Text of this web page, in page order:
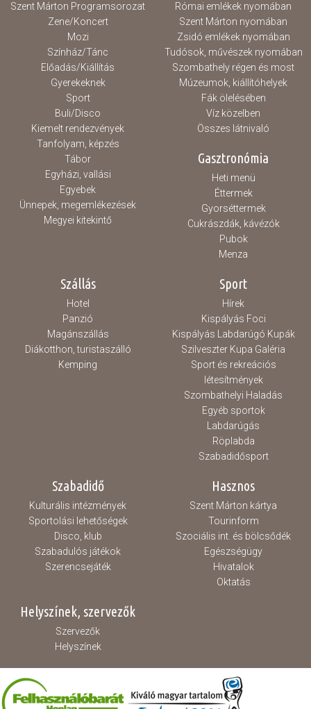
Szent Márton Programsorozat
Zene/Koncert
Mozi
Színház/Tánc
Előadás/Kiállítás
Gyerekeknek
Sport
Buli/Disco
Kiemelt rendezvények
Tanfolyam, képzés
Tábor
Egyházi, vallási
Egyebek
Ünnepek, megemlékezések
Megyei kitekintő
Római emlékek nyomában
Szent Márton nyomában
Zsidó emlékek nyomában
Tudósok, művészek nyomában
Szombathely régen és most
Múzeumok, kiállítóhelyek
Fák ölelésében
Víz közelben
Összes látnivaló
Gasztronómia
Heti menü
Éttermek
Gyorséttermek
Cukrászdák, kávézók
Pubok
Menza
Szállás
Hotel
Panzió
Magánszállás
Diákotthon, turistaszálló
Kemping
Sport
Hírek
Kispályás Foci
Kispályás Labdarúgó Kupák
Szilveszter Kupa Galéria
Sport és rekreációs
létesítmények
Szombathelyi Haladás
Egyéb sportok
Labdarúgás
Röplabda
Szabadidősport
Szabadidő
Kulturális intézmények
Sportolási lehetőségek
Disco, klub
Szabadulós játékok
Szerencsejáték
Hasznos
Szent Márton kártya
Tourinform
Szociális int. és bölcsődék
Egészségügy
Hivatalok
Oktatás
Helyszínek, szervezők
Szervezők
Helyszínek